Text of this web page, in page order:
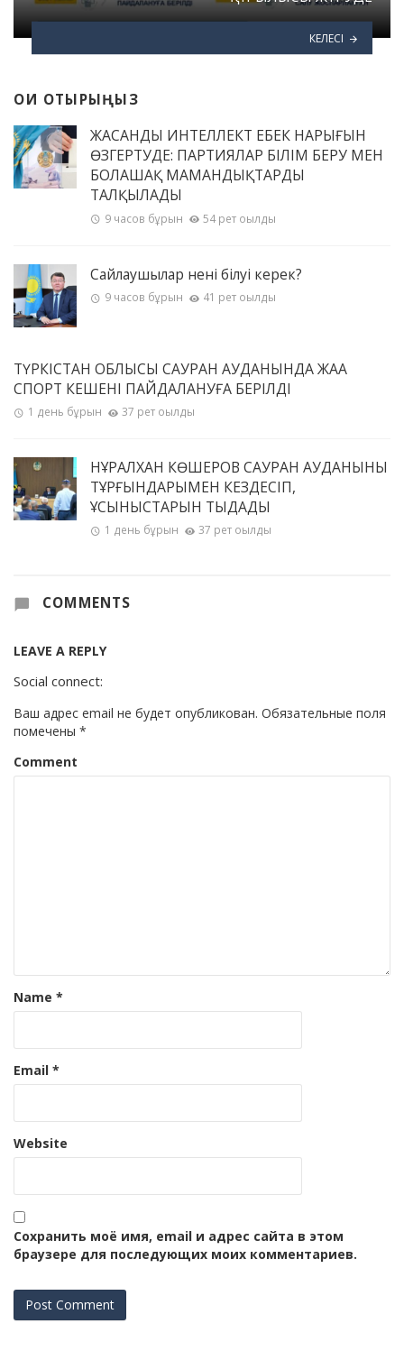
КЕЛЕСІ
ОҚИ ОТЫРЫҢЫЗ
ЖАСАНДЫ ИНТЕЛЛЕКТ ЕҢБЕК НАРЫҒЫН
ӨЗГЕРТУДЕ: ПАРТИЯЛАР БІЛІМ БЕРУ МЕН
БОЛАШАҚ МАМАНДЫҚТАРДЫ
ТАЛҚЫЛАДЫ
9 часов бұрын 54 рет оқылды
Сайлаушылар нені білуі керек?
9 часов бұрын 41 рет оқылды
ТҮРКІСТАН ОБЛЫСЫ САУРАН АУДАНЫНДА ЖАҢА
СПОРТ КЕШЕНІ ПАЙДАЛАНУҒА БЕРІЛДІ
1 день бұрын 37 рет оқылды
НҰРАЛХАН КӨШЕРОВ САУРАН АУДАНЫНЫҢ
ТҰРҒЫНДАРЫМЕН КЕЗДЕСІП,
ҰСЫНЫСТАРЫН ТЫҢДАДЫ
1 день бұрын 37 рет оқылды
COMMENTS
LEAVE A REPLY
Social connect:
Ваш адрес email не будет опубликован. Обязательные поля
помечены *
Comment
Name *
Email *
Website
Сохранить моё имя, email и адрес сайта в этом
браузере для последующих моих комментариев.